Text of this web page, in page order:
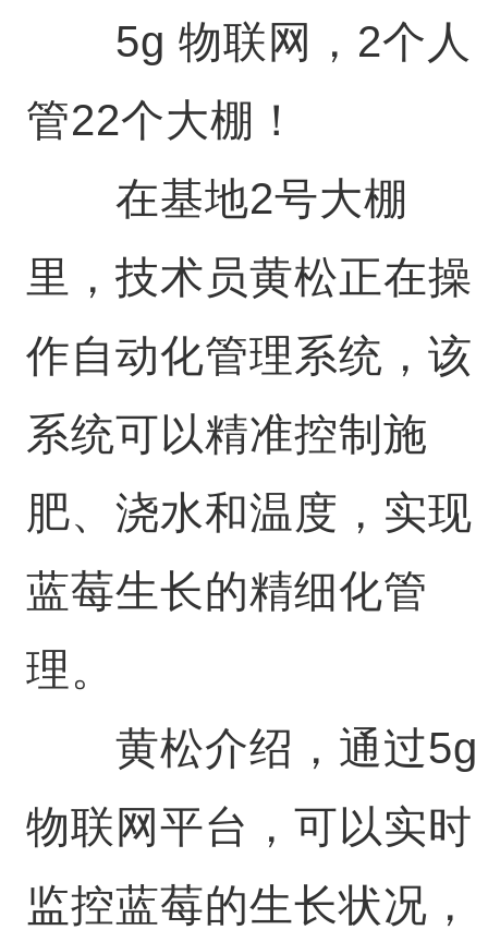
5g 物联网，2个人
管22个大棚！
在基地2号大棚
里，技术员黄松正在操
作自动化管理系统，该
系统可以精准控制施
肥、浇水和温度，实现
蓝莓生长的精细化管
理。
黄松介绍，通过5g
物联网平台，可以实时
监控蓝莓的生长状况，